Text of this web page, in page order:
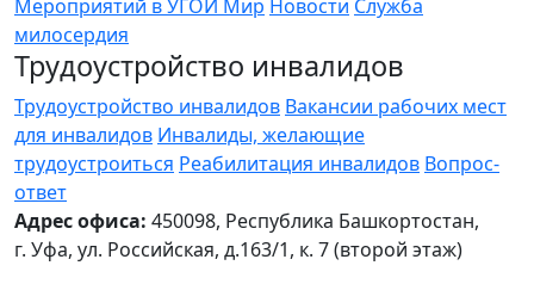
Мероприятий в УГОИ Мир Новости Служба
милосердия
Трудоустройство инвалидов
Трудоустройство инвалидов Вакансии рабочих мест
для инвалидов Инвалиды, желающие
трудоустроиться Реабилитация инвалидов Вопрос-
ответ
Адрес офиса: 450098, Республика Башкортостан,
г. Уфа, ул. Российская, д.163/1, к. 7 (второй этаж)